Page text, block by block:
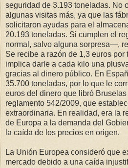
seguridad de 3.193 toneladas. No
algunas visitas más, ya que las
solicitaron ayudas para el
20.193 toneladas. Si cumplen el
normal, salvo alguna sorpresa—,
Se recibe a razón de 1,3 euros
implica darle a cada kilo una
gracias al dinero público. En
35.700 toneladas, por lo que le
euros del dinero que libró Bruselas
reglamento 542/2009, que
extraordinaria. En realidad, era la
de Europa a la demanda del
la caída de los precios en origen.
La Unión Europea consideró que
mercado debido a una caída